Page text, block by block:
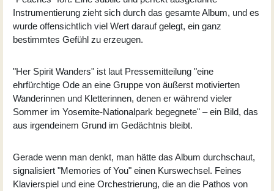
Instrumentierung zieht sich durch das gesamte Album, und es
wurde offensichtlich viel Wert darauf gelegt, ein ganz
bestimmtes Gefühl zu erzeugen.
"Her Spirit Wanders" ist laut Pressemitteilung "eine
ehrfürchtige Ode an eine Gruppe von äußerst motivierten
Wanderinnen und Kletterinnen, denen er während vieler
Sommer im Yosemite-Nationalpark begegnete" – ein Bild, das
aus irgendeinem Grund im Gedächtnis bleibt.
Gerade wenn man denkt, man hätte das Album durchschaut,
signalisiert "Memories of You" einen Kurswechsel. Feines
Klavierspiel und eine Orchestrierung, die an die Pathos von